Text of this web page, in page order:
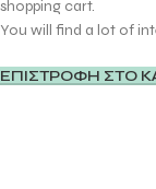
shopping cart.
You will find a lot of
ΕΠΙΣΤΡΟΦΉ ΣΤΟ